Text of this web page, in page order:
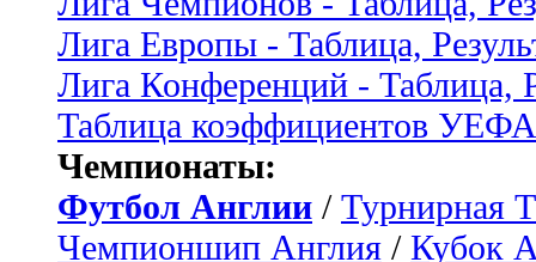
Лига Европы - Таблица,
Лига Конференций - Таблица,
Таблица коэффициентов УЕФА
Чемпионаты:
Футбол Англии / Турнирная
Чемпионшип Англия / Кубок